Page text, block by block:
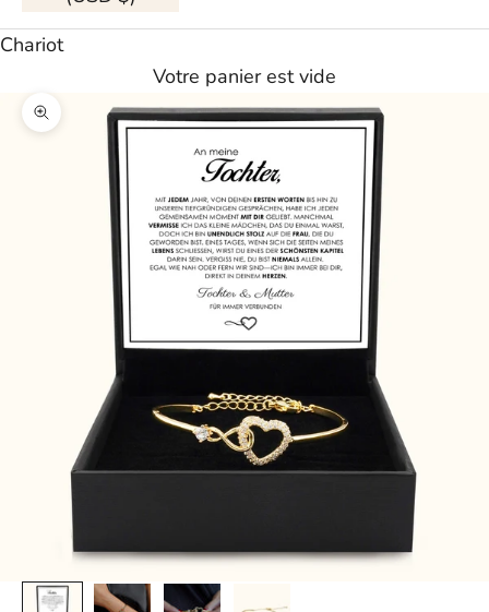
Chariot
Votre panier est vide
Agrandir l'image